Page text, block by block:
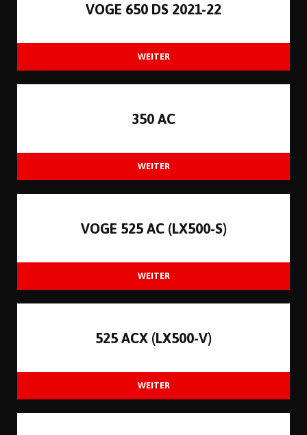
VOGE 650 DS 2021-22
350 AC
VOGE 525 AC (LX500-S)
525 ACX (LX500-V)